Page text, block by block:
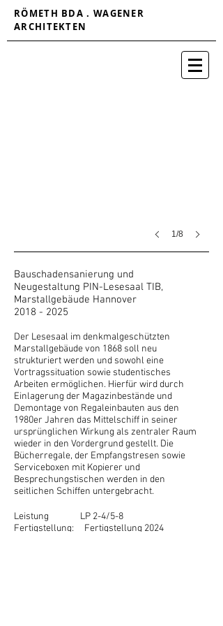
RÖMETH BDA . WAGENER
ARCHITEKTEN
Conti-Hochhaus-Brandschutzsanierung -
1/8
Bauschadensanierung und
Neugestaltung PIN-Lesesaal TIB,
Marstallgebäude Hannover
2018 - 2025
Der Lesesaal im denkmalgeschützten
Marstallgebäude von 1868 soll neu
strukturiert werden und sowohl eine
Vortragssituation sowie studentisches
Arbeiten ermöglichen. Hierfür wird durch
Einlagerung der Magazinbestände und
Demontage von Regaleinbauten aus den
1980er Jahren das Mittelschiff in seiner
ursprünglichen Wirkung als zentraler Raum
wieder in den Vordergrund gestellt. Die
Bücherregale, der Empfangstresen sowie
Serviceboxen mit Kopierer und
Besprechungstischen werden in den
seitlichen Schiffen untergebracht.
Leistung LP 2-4/5-8
Fertigstellung: Fertigstellung 2024